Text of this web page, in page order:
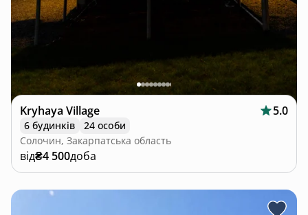
Kryhaya Village 5.0
6 будинків
24 особи
Солочин, Закарпатська область
від₴4 500доба